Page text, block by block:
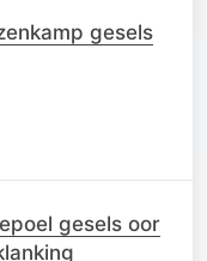
gesels
gesels oor